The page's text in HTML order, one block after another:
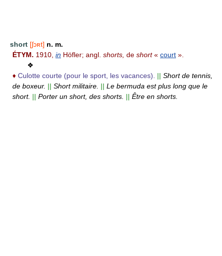
short [ʃɔʀt] n. m.
ÉTYM. 1910, in Höfler; angl. shorts, de short« court ».
❖
♦ Culotte courte (pour le sport, les vacances). || Short de tennis,
de boxeur. || Short militaire. || Le bermuda est plus long que le
short. || Porter un short, des shorts. || Être en shorts.